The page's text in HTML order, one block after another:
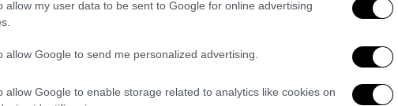
allow my user data to be sent to Google for online advertising
allow Google to send me personalized advertising.
allow Google to enable storage related to analytics like cookies on